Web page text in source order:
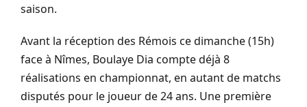
saison.
Avant la réception des Rémois ce dimanche (15h)
face à Nîmes, Boulaye Dia compte déjà 8
réalisations en championnat, en autant de matchs
disputés pour le joueur de 24 ans. Une première